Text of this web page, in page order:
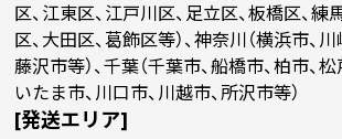
区、江東区、江戸川区、足立区、板橋区、練
区、大田区、葛飾区等）、神奈川（横浜市、
藤沢市等）、千葉（千葉市、船橋市、柏市、松
いたま市、川口市、川越市、所沢市等）
[発送エリア]